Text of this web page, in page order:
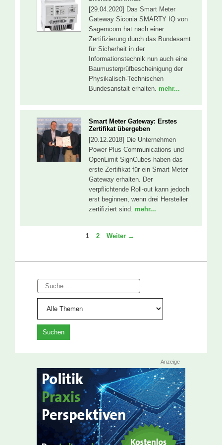
[29.04.2020] Das Smart Meter
Gateway Siconia SMARTY IQ von
Sagemcom hat nach einer
Zertifizierung durch das Bundesamt
für Sicherheit in der
Informationstechnik nun auch eine
Baumusterprüfbescheinigung der
Physikalisch-Technischen
Bundesanstalt erhalten. mehr...
Smart Meter Gateway: Erstes
Zertifikat übergeben
[20.12.2018] Die Unternehmen
Power Plus Communications und
OpenLimit SignCubes haben das
erste Zertifikat für ein Smart Meter
Gateway erhalten. Der
verpflichtende Roll-out kann jedoch
erst beginnen, wenn drei Hersteller
zertifiziert sind. mehr...
Seite
1 Seite
2 Weiter →
Suche
Anzeige